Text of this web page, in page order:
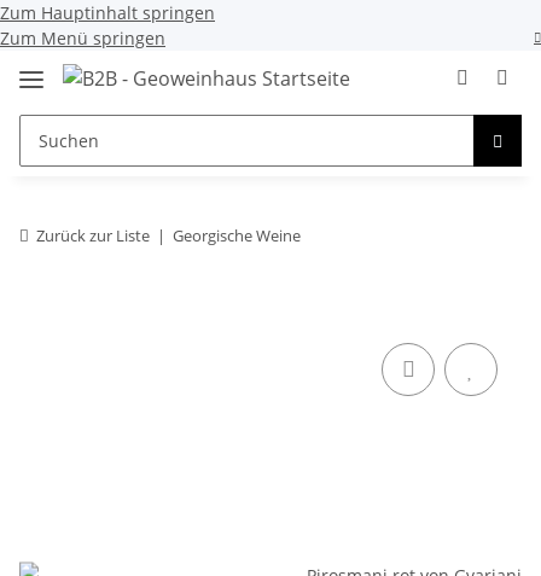
Zum Hauptinhalt springen
Zum Menü springen
Zurück zur Liste Georgische Weine